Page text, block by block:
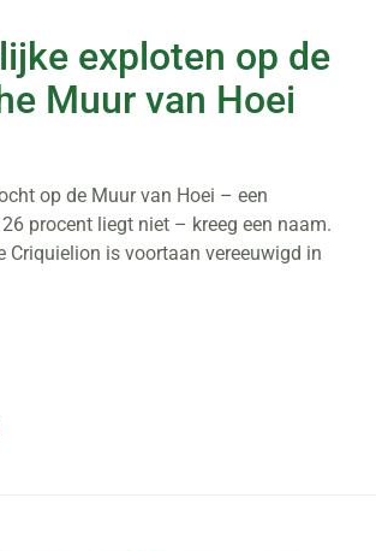
exploten op de
Muur van Hoei
op de Muur van Hoei – een
procent liegt niet – kreeg een naam.
Criquielion is voortaan vereeuwigd in